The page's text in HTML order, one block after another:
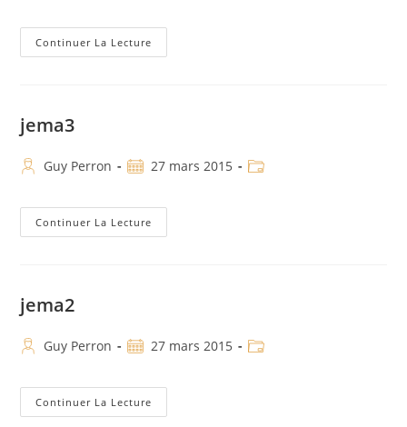
Continuer La Lecture
jema3
Guy Perron 27 mars 2015
Continuer La Lecture
jema2
Guy Perron 27 mars 2015
Continuer La Lecture